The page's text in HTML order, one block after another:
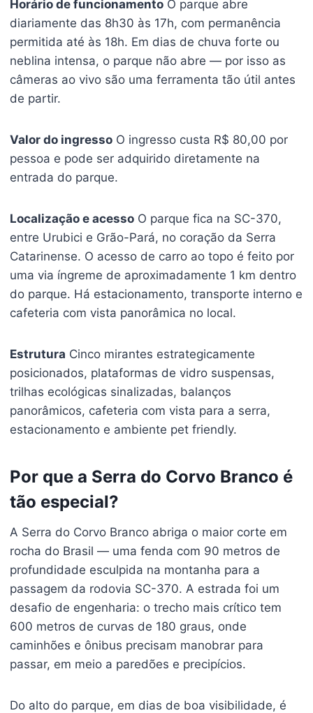
Horário de funcionamento O parque abre
diariamente das 8h30 às 17h, com permanência
permitida até às 18h. Em dias de chuva forte ou
neblina intensa, o parque não abre — por isso as
câmeras ao vivo são uma ferramenta tão útil antes
de partir.
Valor do ingresso O ingresso custa R$ 80,00 por
pessoa e pode ser adquirido diretamente na
entrada do parque.
Localização e acesso O parque fica na SC-370,
entre Urubici e Grão-Pará, no coração da Serra
Catarinense. O acesso de carro ao topo é feito por
uma via íngreme de aproximadamente 1 km dentro
do parque. Há estacionamento, transporte interno e
cafeteria com vista panorâmica no local.
Estrutura Cinco mirantes estrategicamente
posicionados, plataformas de vidro suspensas,
trilhas ecológicas sinalizadas, balanços
panorâmicos, cafeteria com vista para a serra,
estacionamento e ambiente pet friendly.
Por que a Serra do Corvo Branco é
tão especial?
A Serra do Corvo Branco abriga o maior corte em
rocha do Brasil — uma fenda com 90 metros de
profundidade esculpida na montanha para a
passagem da rodovia SC-370. A estrada foi um
desafio de engenharia: o trecho mais crítico tem
600 metros de curvas de 180 graus, onde
caminhões e ônibus precisam manobrar para
passar, em meio a paredões e precipícios.
Do alto do parque, em dias de boa visibilidade, é